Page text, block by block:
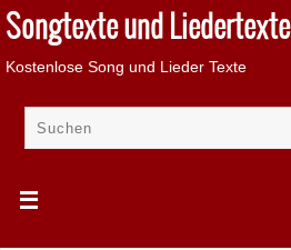
Songtexte und Liedertexte
Kostenlose Song und Lieder Texte